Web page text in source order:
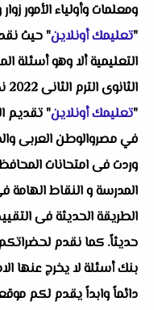
ومعلمات وأولياء الأمور
"تعليمك أونلاين" حيث
التعليمية ألا وهو أسئلة
"تعليمك أونلاين" تقديم
في مصروالوطن العربى
وردت فى امتحانات
المدرسة و النقاط
الطريقة الحديثة فى
حديثاً. كما نقدم
بنك أسئلة لا يخرج عنها
دائماً وابداً يقدم لكم